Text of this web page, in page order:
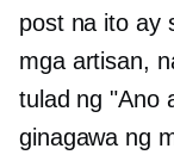
post na ito ay
mga artisan,
tulad ng "Ano
ginagawa ng